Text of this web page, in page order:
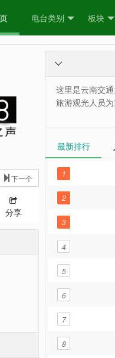
电台类别 板块
下一个
分享

这里是云南交
旅游观光人员
最新排行
1
2
3
4
5
6
7
8